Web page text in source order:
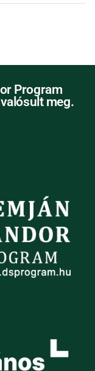
Program
meg.